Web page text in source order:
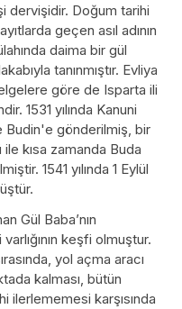
dervişidir. Doğum tarihi
geçen asıl adının
daima bir gül
tanınmıştır. Evliya
göre de Isparta ili
1531 yılında Kanuni
Budin'e gönderilmiş, bir
kısa zamanda Buda
1541 yılında 1 Eylül
Gül Baba’nın
keşfi olmuştur.
yol açma aracı
kalması, bütün
ilerlememesi karşısında